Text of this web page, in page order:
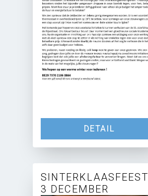
DETAIL
SINTERKLAASFEEST
3 DECEMBER